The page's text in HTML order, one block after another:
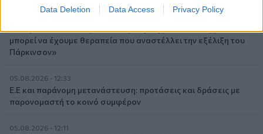
Data Deletion Data Access Privacy Policy
μπορεί να έχουμε θεραπεία που αναστέλλει την εξέλιξη του
Πάρκινσον»
05.08.2026 - 12:33
Ε.Ε και παράνομη μετανάστευση: προτάσεις και δράσεις με
παρονομαστή το κοινό συμφέρον
05.08.2026 - 12:11